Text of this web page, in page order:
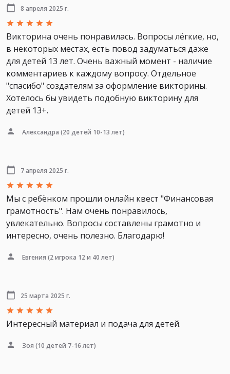
8 апреля 2025 г.
Викторина очень понравилась. Вопросы лёгкие, но,
в некоторых местах, есть повод задуматься даже
для детей 13 лет. Очень важный момент - наличие
комментариев к каждому вопросу. Отдельное
"спасибо" создателям за оформление викторины.
Хотелось бы увидеть подобную викторину для
детей 13+.
Александра (20 детей 10-13 лет)
7 апреля 2025 г.
Мы с ребёнком прошли онлайн квест "Финансовая
грамотность". Нам очень понравилось,
увлекательно. Вопросы составлены грамотно и
интересно, очень полезно. Благодарю!
Евгения (2 игрока 12 и 40 лет)
25 марта 2025 г.
Интересный материал и подача для детей.
Зоя (10 детей 7-16 лет)